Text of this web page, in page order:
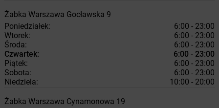
Żabka Warszawa Gocławska 9
Poniedziałek:
6:00 - 23:00
Wtorek:
6:00 - 23:00
Środa:
6:00 - 23:00
Czwartek:
6:00 - 23:00
Piątek:
6:00 - 23:00
Sobota:
6:00 - 23:00
Niedziela:
10:00 - 20:00
Żabka Warszawa Cynamonowa 19